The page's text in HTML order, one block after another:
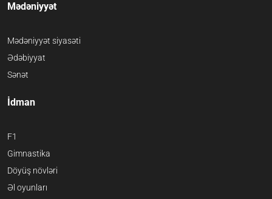
Mədəniyyət
Mədəniyyət siyasəti
Ədəbiyyat
Sənət
İdman
F1
Gimnastika
Döyüş növləri
Əl oyunları